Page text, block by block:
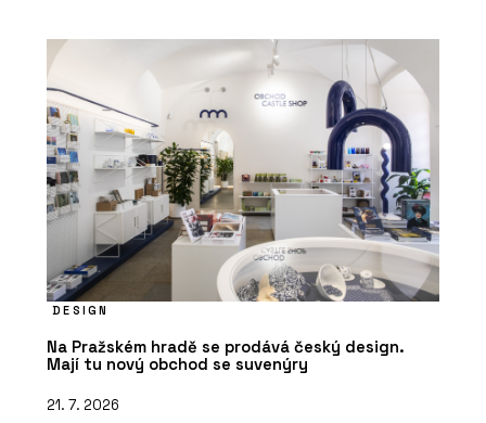
DESIGN
Na Pražském hradě se prodává český design.
Mají tu nový obchod se suvenýry
21. 7. 2026